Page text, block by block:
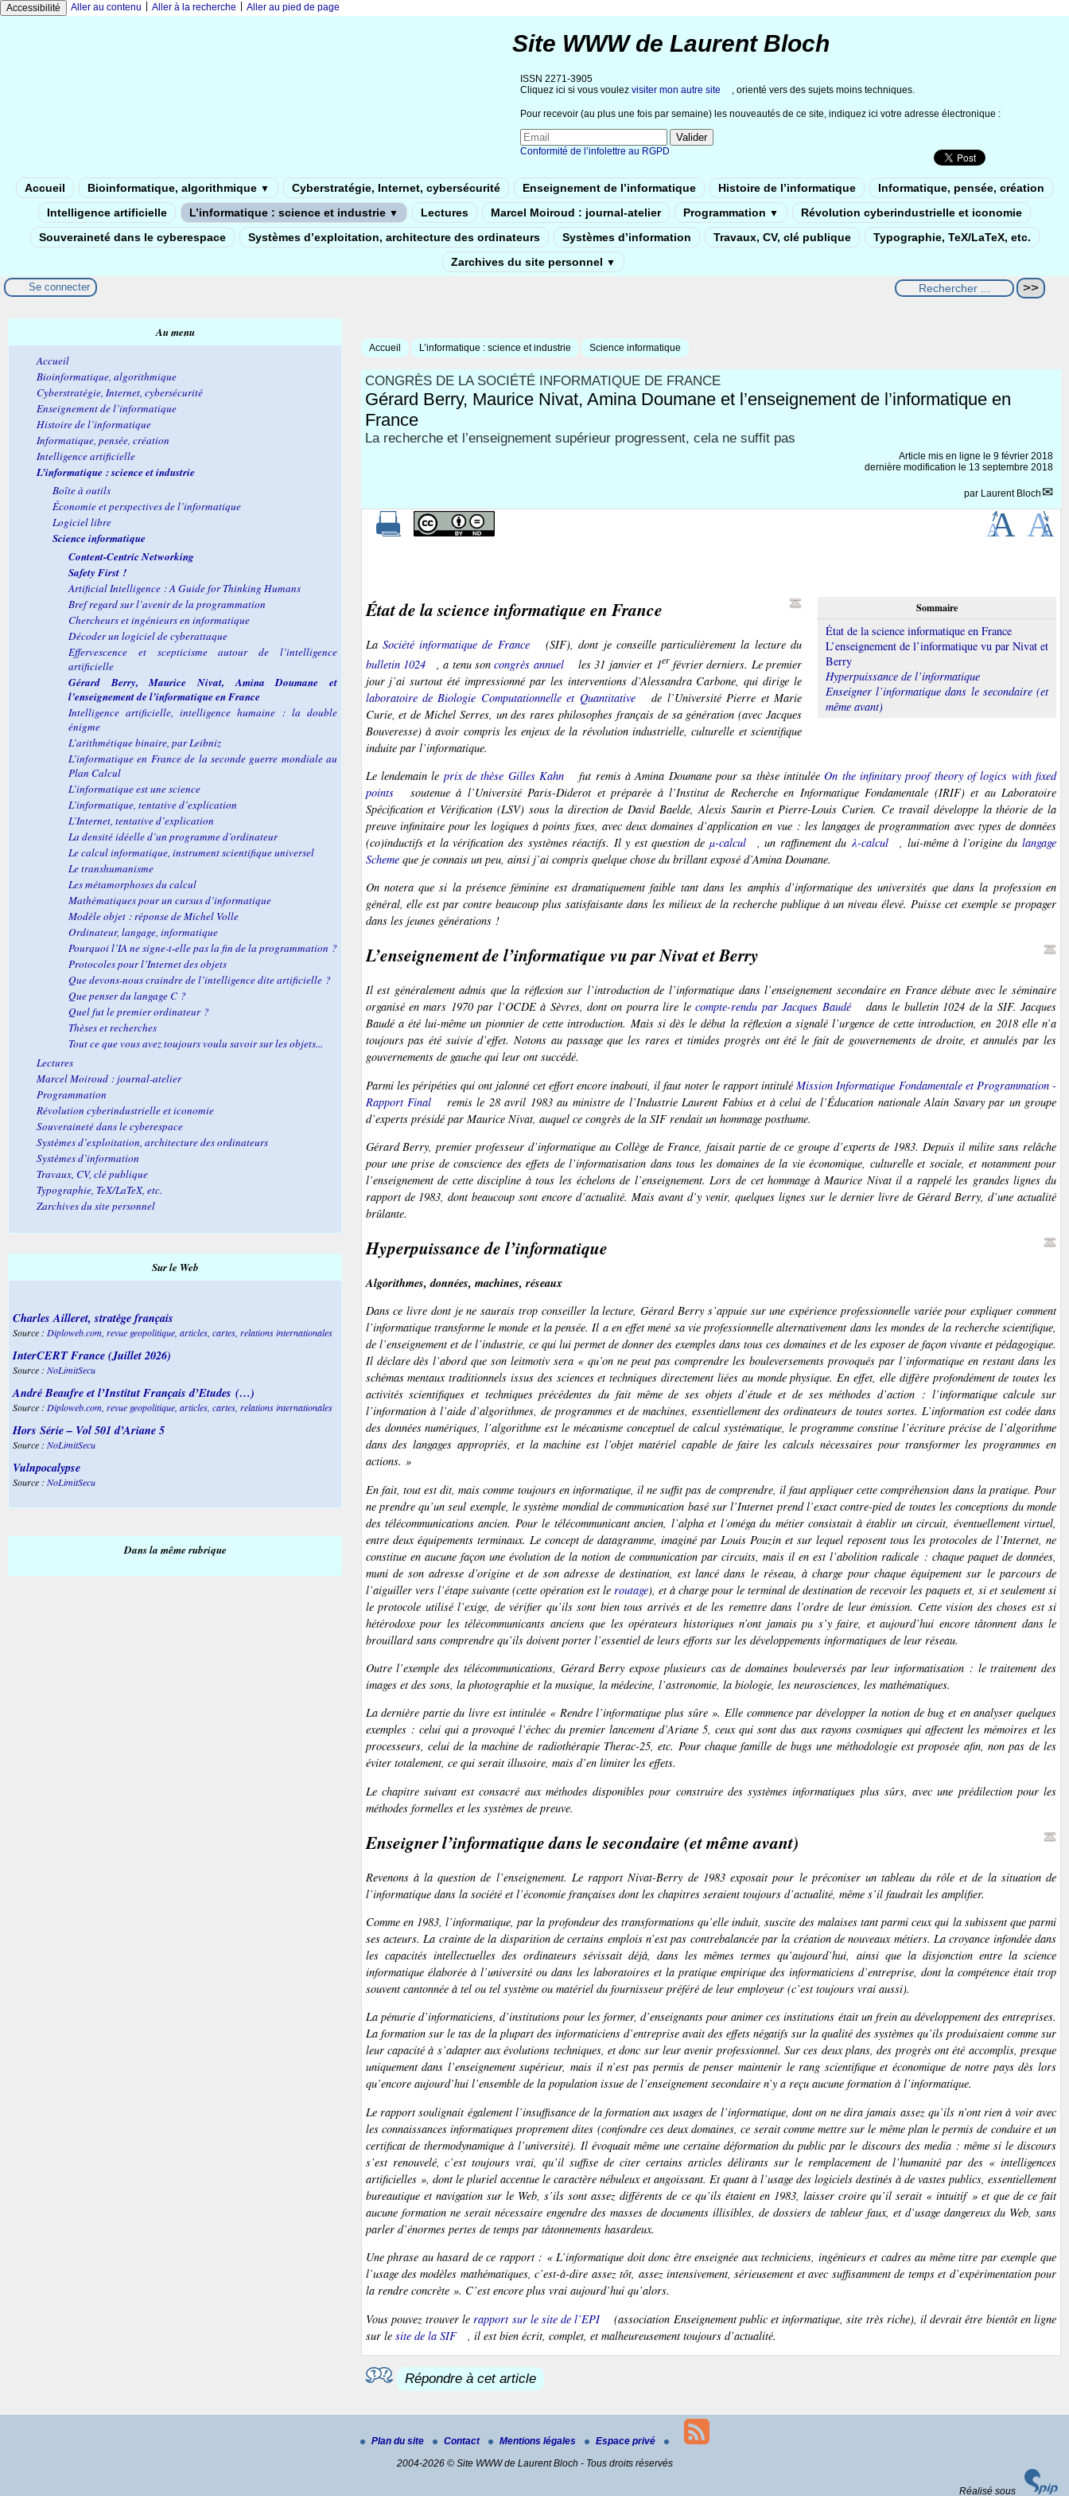
Accessibilité Aller au contenu Aller à la recherche Aller au pied de page
Site WWW de Laurent Bloch
ISSN 2271-3905
Cliquez ici si vous voulez visiter mon autre site , orienté vers des sujets moins techniques.
Pour recevoir (au plus une fois par semaine) les nouveautés de ce site, indiquez ici votre adresse électronique :
Conformité de l’infolettre au RGPD
Accueil Bioinformatique, algorithmique ▼ Cyberstratégie, Internet, cybersécurité Enseignement de l’informatique Histoire de l’informatique
Informatique, pensée, création
Intelligence artificielle
L’informatique : science et industrie ▼ Lectures Marcel Moiroud : journal-atelier Programmation ▼
Révolution cyberindustrielle et iconomie
Souveraineté dans le cyberespace
Systèmes d’exploitation, architecture des ordinateurs Systèmes d’information Travaux, CV, clé publique
Typographie, TeX/LaTeX, etc.
Zarchives du site personnel ▼
Se connecter
Accueil L’informatique : science et industrie Science informatique
CONGRÈS DE LA SOCIÉTÉ INFORMATIQUE DE FRANCE
Gérard Berry, Maurice Nivat, Amina Doumane et l’enseignement de l’informatique en
France
La recherche et l’enseignement supérieur progressent, cela ne suffit pas
Article mis en ligne le 9 février 2018
dernière modification le 13 septembre 2018
par Laurent Bloch
Sommaire
État de la science informatique en France
L’enseignement de l’informatique vu par Nivat et
Berry
Hyperpuissance de l’informatique
Enseigner l’informatique dans le secondaire (et
même avant)
État de la science informatique en France
La Société informatique de France
(SIF), dont je conseille particulièrement la lecture du
bulletin 1024
, a tenu soncongrès annuel les 31 janvier et 1erfévrier derniers. Le premier
jour j’ai surtout été impressionné par les interventions d’Alessandra Carbone, qui dirige le
laboratoire de Biologie Computationnelle et Quantitative
de l’Université Pierre et Marie
Curie, et de Michel Serres, un des rares philosophes français de sa génération (avec Jacques
Bouveresse) à avoir compris les enjeux de la révolution industrielle, culturelle et scientifique
induite par l’informatique.
Le lendemain le prix de thèse Gilles Kahn fut remis à Amina Doumane pour sa thèse intituléeOn the infinitary proof theory of logics with fixed
points
soutenue à l’Université Paris-Diderot et préparée à l’Institut de Recherche en Informatique Fondamentale (IRIF) et au Laboratoire
Spécification et Vérification (LSV) sous la direction de David Baelde, Alexis Saurin et Pierre-Louis Curien. Ce travail développe la théorie de la
preuve infinitaire pour les logiques à points fixes, avec deux domaines d’application en vue : les langages de programmation avec types de données
(co)inductifs et la vérification des systèmes réactifs. Il y est question de µ-calcul , un raffinement duλ-calcul , lui-même à l’origine du langage
Schemeque je connais un peu, ainsi j’ai compris quelque chose du brillant exposé d’Amina Doumane.
On notera que si la présence féminine est dramatiquement faible tant dans les amphis d’informatique des universités que dans la profession en
général, elle est par contre beaucoup plus satisfaisante dans les milieux de la recherche publique à un niveau élevé. Puisse cet exemple se propager
dans les jeunes générations !
L’enseignement de l’informatique vu par Nivat et Berry
Il est généralement admis que la réflexion sur l’introduction de l’informatique dans l’enseignement secondaire en France débute avec le séminaire
organisé en mars 1970 par l’OCDE à Sèvres, dont on pourra lire lecompte-rendu par Jacques Baudé
dans le bulletin 1024 de la SIF. Jacques
Baudé a été lui-même un pionnier de cette introduction. Mais si dès le début la réflexion a signalé l’urgence de cette introduction, en 2018 elle n’a
toujours pas été suivie d’effet. Notons au passage que les rares et timides progrès ont été le fait de gouvernements de droite, et annulés par les
gouvernements de gauche qui leur ont succédé.
Parmi les péripéties qui ont jalonné cet effort encore inabouti, il faut noter le rapport intituléMission Informatique Fondamentale et Programmation -
Rapport Final
remis le 28 avril 1983 au ministre de l’Industrie Laurent Fabius et à celui de l’Éducation nationale Alain Savary par un groupe
d’experts présidé par Maurice Nivat, auquel ce congrès de la SIF rendait un hommage posthume.
Gérard Berry, premier professeur d’informatique au Collège de France, faisait partie de ce groupe d’experts de 1983. Depuis il milite sans relâche
pour une prise de conscience des effets de l’informatisation dans tous les domaines de la vie économique, culturelle et sociale, et notamment pour
l’enseignement de cette discipline à tous les échelons de l’enseignement. Lors de cet hommage à Maurice Nivat il a rappelé les grandes lignes du
rapport de 1983, dont beaucoup sont encore d’actualité. Mais avant d’y venir, quelques lignes sur le dernier livre de Gérard Berry, d’une actualité
brûlante.
Hyperpuissance de l’informatique
Algorithmes, données, machines, réseaux
Dans ce livre dont je ne saurais trop conseiller la lecture, Gérard Berry s’appuie sur une expérience professionnelle variée pour expliquer comment
l’informatique transforme le monde et la pensée. Il a en effet mené sa vie professionnelle alternativement dans les mondes de la recherche scientifique,
de l’enseignement et de l’industrie, ce qui lui permet de donner des exemples dans tous ces domaines et de les exposer de façon vivante et pédagogique.
Il déclare dès l’abord que son leitmotiv sera « qu’on ne peut pas comprendre les bouleversements provoqués par l’informatique en restant dans les
schémas mentaux traditionnels issus des sciences et techniques directement liées au monde physique. En effet, elle diffère profondément de toutes les
activités scientifiques et techniques précédentes du fait même de ses objets d’étude et de ses méthodes d’action : l’informatique calcule sur
l’information à l’aide d’algorithmes, de programmes et de machines, essentiellement des ordinateurs de toutes sortes. L’information est codée dans
des données numériques, l’algorithme est le mécanisme conceptuel de calcul systématique, le programme constitue l’écriture précise de l’algorithme
dans des langages appropriés, et la machine est l’objet matériel capable de faire les calculs nécessaires pour transformer les programmes en
actions. »
En fait, tout est dit, mais comme toujours en informatique, il ne suffit pas de comprendre, il faut appliquer cette compréhension dans la pratique. Pour
ne prendre qu’un seul exemple, le système mondial de communication basé sur l’Internet prend l’exact contre-pied de toutes les conceptions du monde
des télécommunications ancien. Pour le télécommunicant ancien, l’alpha et l’oméga du métier consistait à établir un circuit, éventuellement virtuel,
entre deux équipements terminaux. Le concept de datagramme, imaginé par Louis Pouzin et sur lequel reposent tous les protocoles de l’Internet, ne
constitue en aucune façon uneévolution de la notion de communication par circuits, mais il en est l’abolition radicale : chaque paquet de données,
muni de son adresse d’origine et de son adresse de destination, est lancé dans le réseau, à charge pour chaque équipement sur le parcours de
l’aiguiller vers l’étape suivante (cette opération est le routage), et à charge pour le terminal de destination de recevoir les paquets et, si et seulement si
le protocole utilisé l’exige, de vérifier qu’ils sont bien tous arrivés et de les remettre dans l’ordre de leur émission. Cette vision des choses est si
hétérodoxe pour les télécommunicants anciens que les opérateurs historiques n’ont jamais pu s’y faire, et aujourd’hui encore tâtonnent dans le
brouillard sans comprendre qu’ils doivent porter l’essentiel de leurs efforts sur les développements informatiques de leur réseau.
Outre l’exemple des télécommunications, Gérard Berry expose plusieurs cas de domaines bouleversés par leur informatisation : le traitement des
images et des sons, la photographie et la musique, la médecine, l’astronomie, la biologie, les neurosciences, les mathématiques.
La dernière partie du livre est intitulée « Rendre l’informatique plus sûre ». Elle commence par développer la notion de bug et en analyser quelques
exemples : celui qui a provoqué l’échec du premier lancement d’Ariane 5, ceux qui sont dus aux rayons cosmiques qui affectent les mémoires et les
processeurs, celui de la machine de radiothérapie Therac-25, etc. Pour chaque famille de bugs une méthodologie est proposée afin, non pas de les
éviter totalement, ce qui serait illusoire, mais d’en limiter les effets.
Le chapitre suivant est consacré aux méthodes disponibles pour construire des systèmes informatiques plus sûrs, avec une prédilection pour les
méthodes formelles et les systèmes de preuve.
Enseigner l’informatique dans le secondaire (et même avant)
Revenons à la question de l’enseignement. Le rapport Nivat-Berry de 1983 exposait pour le préconiser un tableau du rôle et de la situation de
l’informatique dans la société et l’économie françaises dont les chapitres seraient toujours d’actualité, même s’il faudrait les amplifier.
Comme en 1983, l’informatique, par la profondeur des transformations qu’elle induit, suscite des malaises tant parmi ceux qui la subissent que parmi
ses acteurs. La crainte de la disparition de certains emplois n’est pas contrebalancée par la création de nouveaux métiers. La croyance infondée dans
les capacités intellectuelles des ordinateurs sévissait déjà, dans les mêmes termes qu’aujourd’hui, ainsi que la disjonction entre la science
informatique élaborée à l’université ou dans les laboratoires et la pratique empirique des informaticiens d’entreprise, dont la compétence était trop
souvent cantonnée à tel ou tel système ou matériel du fournisseur préféré de leur employeur (c’est toujours vrai aussi).
La pénurie d’informaticiens, d’institutions pour les former, d’enseignants pour animer ces institutions était un frein au développement des entreprises.
La formation sur le tas de la plupart des informaticiens d’entreprise avait des effets négatifs sur la qualité des systèmes qu’ils produisaient comme sur
leur capacité à s’adapter aux évolutions techniques, et donc sur leur avenir professionnel. Sur ces deux plans, des progrès ont été accomplis, presque
uniquement dans l’enseignement supérieur, mais il n’est pas permis de penser maintenir le rang scientifique et économique de notre pays dès lors
qu’encore aujourd’hui l’ensemble de la population issue de l’enseignement secondaire n’y a reçu aucune formation à l’informatique.
Le rapport soulignait également l’insuffisance de la formation aux usagesde l’informatique, dont on ne dira jamais assez qu’ils n’ont rien à voir avec
les connaissances informatiques proprement dites (confondre ces deux domaines, ce serait comme mettre sur le même plan le permis de conduire et un
certificat de thermodynamique à l’université). Il évoquait même une certainedéformation du public par le discours des media : même si le discours
s’est renouvelé, c’est toujours vrai, qu’il suffise de citer certains articles délirants sur le remplacement de l’humanité par des « intelligences
artificielles », dont le pluriel accentue le caractère nébuleux et angoissant. Et quant à l’usage des logiciels destinés à de vastes publics, essentiellement
bureautique et navigation sur le Web, s’ils sont assez différents de ce qu’ils étaient en 1983, laisser croire qu’il serait « intuitif » et que de ce fait
aucune formation ne serait nécessaire engendre des masses de documents illisibles, de dossiers de tableur faux, et d’usage dangereux du Web, sans
parler d’énormes pertes de temps par tâtonnements hasardeux.
Une phrase au hasard de ce rapport : « L’informatique doit donc être enseignée aux techniciens, ingénieurs et cadres au même titre par exemple que
l’usage des modèles mathématiques, c’est-à-dire assez tôt, assez intensivement, sérieusement et avec suffisamment de temps et d’expérimentation pour
la rendre concrète ». C’est encore plus vrai aujourd’hui qu’alors.
Vous pouvez trouver le rapport sur le site de l’EPI
(association Enseignement public et informatique, site très riche), il devrait être bientôt en ligne
sur le site de la SIF , il est bien écrit, complet, et malheureusement toujours d’actualité.
Répondre à cet article
Au menu
Accueil
Bioinformatique, algorithmique
Cyberstratégie, Internet, cybersécurité
Enseignement de l’informatique
Histoire de l’informatique
Informatique, pensée, création
Intelligence artificielle
L’informatique : science et industrie
Boîte à outils
Économie et perspectives de l’informatique
Logiciel libre
Science informatique
Content-Centric Networking
Safety First !
Artificial Intelligence : A Guide for Thinking Humans
Bref regard sur l’avenir de la programmation
Chercheurs et ingénieurs en informatique
Décoder un logiciel de cyberattaque
Effervescence et scepticisme autour de l’intelligence
artificielle
Gérard Berry, Maurice Nivat, Amina Doumane et
l’enseignement de l’informatique en France
Intelligence artificielle, intelligence humaine : la double
énigme
L’arithmétique binaire, par Leibniz
L’informatique en France de la seconde guerre mondiale au
Plan Calcul
L’informatique est une science
L’informatique, tentative d’explication
L’Internet, tentative d’explication
La densité idéelle d’un programme d’ordinateur
Le calcul informatique, instrument scientifique universel
Le transhumanisme
Les métamorphoses du calcul
Mathématiques pour un cursus d’informatique
Modèle objet : réponse de Michel Volle
Ordinateur, langage, informatique
Pourquoi l’IA ne signe-t-elle pas la fin de la programmation ?
Protocoles pour l’Internet des objets
Que devons-nous craindre de l’intelligence dite artificielle ?
Que penser du langage C ?
Quel fut le premier ordinateur ?
Thèses et recherches
Tout ce que vous avez toujours voulu savoir sur les objets...
Lectures
Marcel Moiroud : journal-atelier
Programmation
Révolution cyberindustrielle et iconomie
Souveraineté dans le cyberespace
Systèmes d’exploitation, architecture des ordinateurs
Systèmes d’information
Travaux, CV, clé publique
Typographie, TeX/LaTeX, etc.
Zarchives du site personnel
Sur le Web
Charles Ailleret, stratège français
Source : Diploweb.com, revue geopolitique, articles, cartes, relations internationales
InterCERT France (Juillet 2026)
Source : NoLimitSecu
André Beaufre et l’Institut Français d’Etudes (…)
Source : Diploweb.com, revue geopolitique, articles, cartes, relations internationales
Hors Série – Vol 501 d’Ariane 5
Source : NoLimitSecu
Vulnpocalypse
Source : NoLimitSecu
Dans la même rubrique
Plan du site Contact Mentions légales
Espace privé
2004-2026 © Site WWW de Laurent Bloch - Tous droits réservés
Réalisé sous